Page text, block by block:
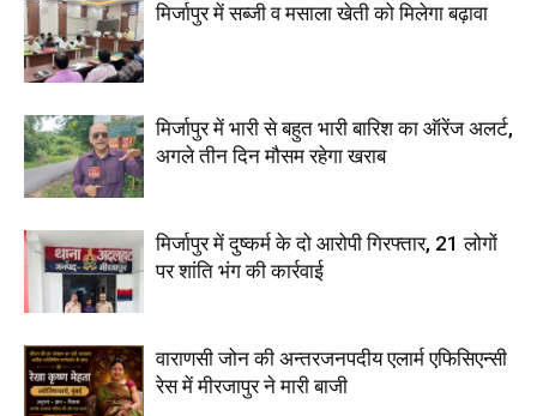
मिर्जापुर में सब्जी व मसाला खेती को मिलेगा बढ़ावा
मिर्जापुर में भारी से बहुत भारी बारिश का ऑरेंज अलर्ट,
अगले तीन दिन मौसम रहेगा खराब
मिर्जापुर में दुष्कर्म के दो आरोपी गिरफ्तार, 21 लोगों
पर शांति भंग की कार्रवाई
वाराणसी जोन की अन्तरजनपदीय एलार्म एफिसिएन्सी
रेस में मीरजापुर ने मारी बाजी